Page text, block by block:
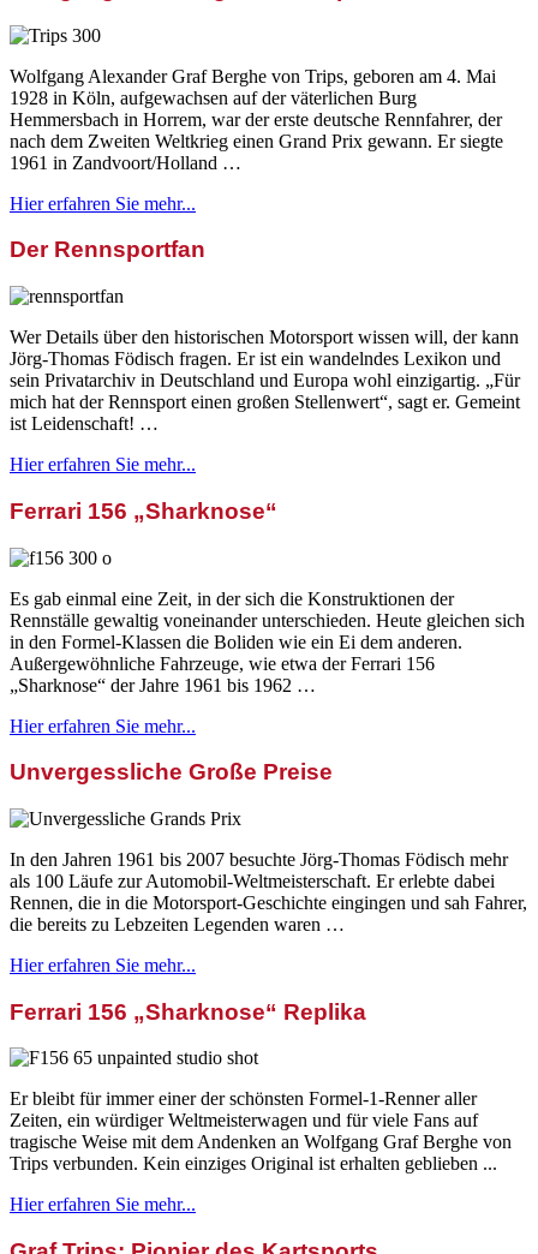
Wolfgang Alexander Graf Berghe von Trips, geboren am 4. Mai
1928 in Köln, aufgewachsen auf der väterlichen Burg
Hemmersbach in Horrem, war der erste deutsche Rennfahrer, der
nach dem Zweiten Weltkrieg einen Grand Prix gewann. Er siegte
1961 in Zandvoort/Holland …
Hier erfahren Sie mehr...
Der Rennsportfan
Wer Details über den historischen Motorsport wissen will, der kann
Jörg-Thomas Födisch fragen. Er ist ein wandelndes Lexikon und
sein Privatarchiv in Deutschland und Europa wohl einzigartig. „Für
mich hat der Rennsport einen großen Stellenwert“, sagt er. Gemeint
ist Leidenschaft! …
Hier erfahren Sie mehr...
Ferrari 156 „Sharknose“
Es gab einmal eine Zeit, in der sich die Konstruktionen der
Rennställe gewaltig voneinander unterschieden. Heute gleichen sich
in den Formel-Klassen die Boliden wie ein Ei dem anderen.
Außergewöhnliche Fahrzeuge, wie etwa der Ferrari 156
„Sharknose“ der Jahre 1961 bis 1962 …
Hier erfahren Sie mehr...
Unvergessliche Große Preise
In den Jahren 1961 bis 2007 besuchte Jörg-Thomas Födisch mehr
als 100 Läufe zur Automobil-Weltmeisterschaft. Er erlebte dabei
Rennen, die in die Motorsport-Geschichte eingingen und sah Fahrer,
die bereits zu Lebzeiten Legenden waren …
Hier erfahren Sie mehr...
Ferrari 156 „Sharknose“ Replika
Er bleibt für immer einer der schönsten Formel-1-Renner aller
Zeiten, ein würdiger Weltmeisterwagen und für viele Fans auf
tragische Weise mit dem Andenken an Wolfgang Graf Berghe von
Trips verbunden. Kein einziges Original ist erhalten geblieben ...
Hier erfahren Sie mehr...